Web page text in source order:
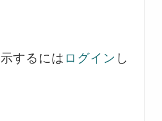
するには ログイン し